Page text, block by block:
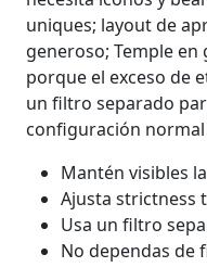
uniques; layout de
generoso; Temple
porque el exceso de
un filtro separado
configuración
Mantén visibles
Ajusta strictness
Usa un filtro
No dependas de